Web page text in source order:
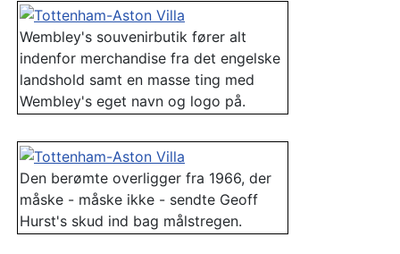
Wembley's souvenirbutik fører alt
indenfor merchandise fra det engelske
landshold samt en masse ting med
Wembley's eget navn og logo på.
Den berømte overligger fra 1966, der
måske - måske ikke - sendte Geoff
Hurst's skud ind bag målstregen.